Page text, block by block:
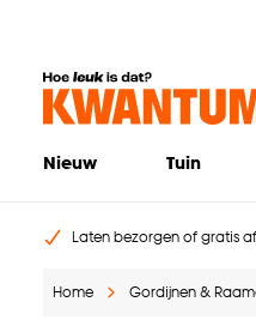
Nieuw Tuin
Laten bezorgen of gratis
Home Gordijnen &